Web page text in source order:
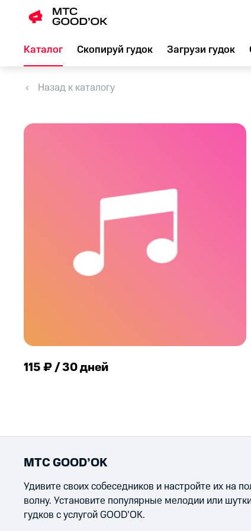
Каталог Скопируй гудок Загрузи гудок
Назад к каталогу
115 ₽ / 30 дней
МТС GOOD’OK
Удивите своих собеседников и настройте их на
волну. Установите популярные мелодии или
гудков с услугой GOOD’OK.